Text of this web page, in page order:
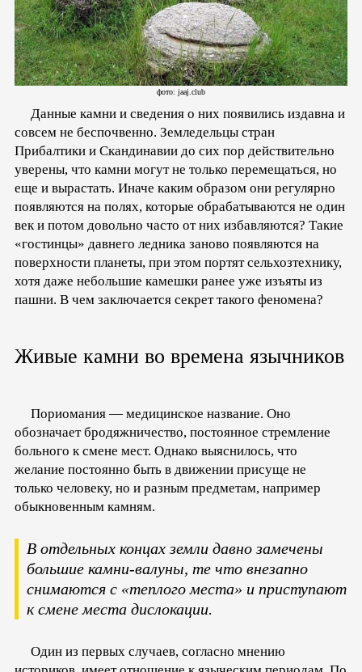
фото: jaaj.club
Данные камни и сведения о них появились издавна и
совсем не беспочвенно. Земледельцы стран
Прибалтики и Скандинавии до сих пор действительно
уверены, что камни могут не только перемещаться, но
еще и вырастать. Иначе каким образом они регулярно
появляются на полях, которые обрабатываются не один
век и потом довольно часто от них избавляются? Такие
«гостинцы» давнего ледника заново появляются на
поверхности планеты, при этом портят сельхозтехнику,
хотя даже небольшие камешки ранее уже изъяты из
пашни. В чем заключается секрет такого феномена?
Живые камни во времена язычников
Пориомания — медицинское название. Оно
обозначает бродяжничество, постоянное стремление
больного к смене мест. Однако выяснилось, что
желание постоянно быть в движении присуще не
только человеку, но и разным предметам, например
обыкновенным камням.
В отдельных концах земли давно замечены
большие камни-валуны, те что внезапно
снимаются с «теплого места» и приступают
к смене места дислокации.
Один из первых случаев, согласно мнению